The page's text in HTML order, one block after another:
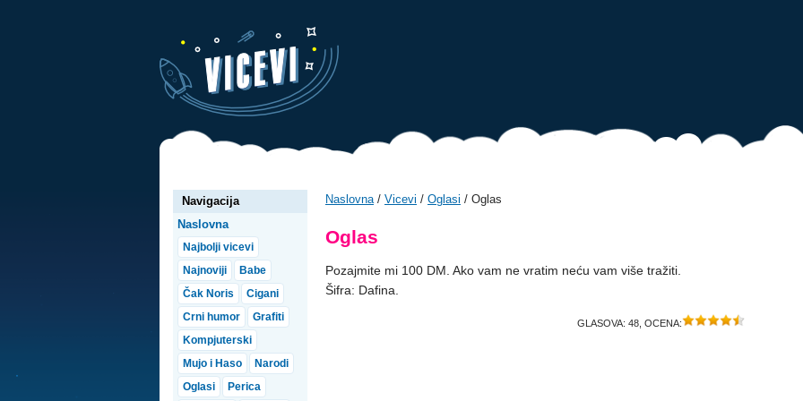
Naslovna/ Vicevi / Oglasi / Oglas
Oglas
Pozajmite mi 100 DM. Ako vam ne vratim neću vam više tražiti.
Šifra: Dafina.
GLASOVA: 48 , OCENA:
Navigacija
Naslovna
Najbolji vicevi
Najnoviji
Babe
Čak Noris
Cigani
Crni humor
Grafiti
Kompjuterski
Mujo i Haso
Narodi
Oglasi
Perica